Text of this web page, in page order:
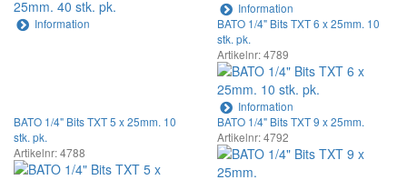
Information
Information
BATO 1/4" Bits TXT 6 x 25mm. 10
stk. pk.
Artikelnr: 4789
Information
BATO 1/4" Bits TXT 5 x 25mm. 10
stk. pk.
Artikelnr: 4788
BATO 1/4" Bits TXT 9 x 25mm.
Artikelnr: 4792